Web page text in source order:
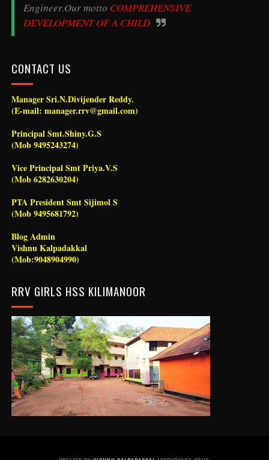
Engineer.Our motto COMPREHENSIVE
DEVELOPMENT OF A CHILD
CONTACT US
Manager Sri.N.Divijender Reddy.
(E-mail: manager.rrv@gmail.com)
Principal Smt.Shiny.G.S
(Mob 9495243274)
Vice Principal Smt Priya.V.S
(Mob 6282630204)
PTA President Smt Sijimol S
(Mob 9495681792)
Blog Admin
Vishnu Kalpadakkal
(Mob:9048904990)
RRV GIRLS HSS KILIMANOOR